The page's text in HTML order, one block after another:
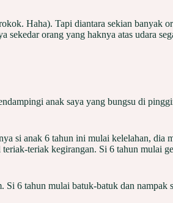
Haha). Tapi diantara sekian banyak
orang yang haknya atas udara
anak saya yang bungsu di
si anak 6 tahun ini mulai kelelahan, dia
teriak kegirangan. Si 6 tahun mulai
6 tahun mulai batuk-batuk dan nampak